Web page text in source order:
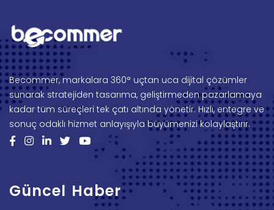
Becommer, markalara 360° uçtan uca dijital çözümler
sunarak stratejiden tasarıma, geliştirmeden pazarlamaya
kadar tüm süreçleri tek çatı altında yönetir. Hızlı, entegre ve
sonuç odaklı hizmet anlayışıyla büyümenizi kolaylaştırır.
Güncel Haber